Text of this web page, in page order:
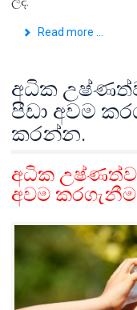
Read more ...
අධික
පීඩා අවම
කරන්න.
අධික
අවම